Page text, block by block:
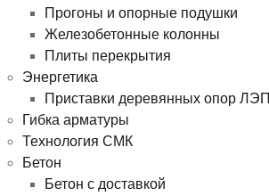
Прогоны и опорные подушки
Железобетонные колонны
Плиты перекрытия
Энергетика
Приставки деревянных опор ЛЭП
Гибка арматуры
Технология СМК
Бетон
Бетон с доставкой